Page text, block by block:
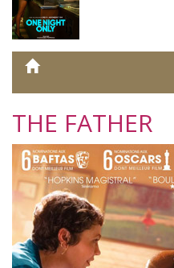
THE FATHER